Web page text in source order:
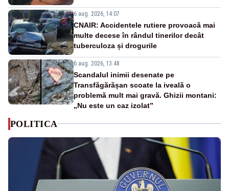
6 aug. 2026, 14:07
CNAIR: Accidentele rutiere provoacă mai
multe decese în rândul tinerilor decât
tuberculoza și drogurile
6 aug. 2026, 13:48
Scandalul inimii desenate pe
Transfăgărășan scoate la iveală o
problemă mult mai gravă. Ghizii montani:
„Nu este un caz izolat”
POLITICA